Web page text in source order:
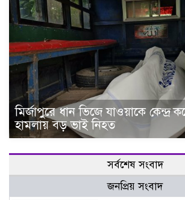
মির্জাপুরে ধান ভিজে যাওয়াকে কেন্দ্র
হামলায় বড় ভাই নিহত
সর্বশেষ সংবাদ
জনপ্রিয় সংবাদ